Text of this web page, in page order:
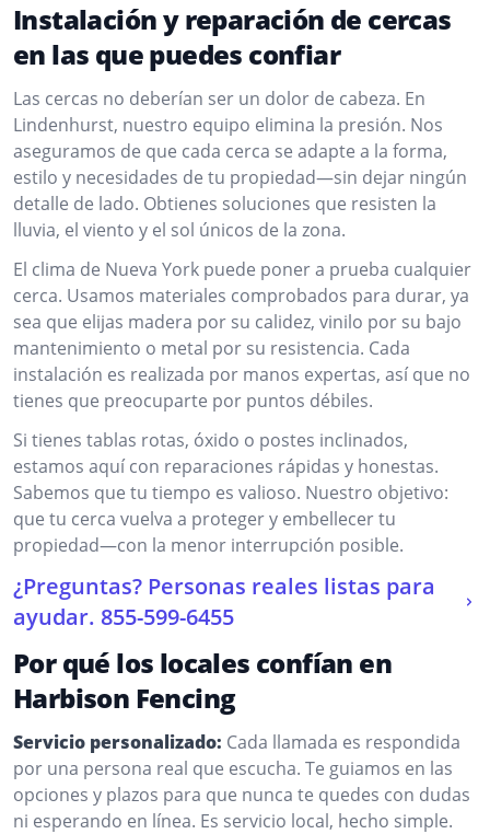
Instalación y reparación de cercas
en las que puedes confiar
Las cercas no deberían ser un dolor de cabeza. En
Lindenhurst, nuestro equipo elimina la presión. Nos
aseguramos de que cada cerca se adapte a la forma,
estilo y necesidades de tu propiedad—sin dejar ningún
detalle de lado. Obtienes soluciones que resisten la
lluvia, el viento y el sol únicos de la zona.
El clima de Nueva York puede poner a prueba cualquier
cerca. Usamos materiales comprobados para durar, ya
sea que elijas madera por su calidez, vinilo por su bajo
mantenimiento o metal por su resistencia. Cada
instalación es realizada por manos expertas, así que no
tienes que preocuparte por puntos débiles.
Si tienes tablas rotas, óxido o postes inclinados,
estamos aquí con reparaciones rápidas y honestas.
Sabemos que tu tiempo es valioso. Nuestro objetivo:
que tu cerca vuelva a proteger y embellecer tu
propiedad—con la menor interrupción posible.
¿Preguntas? Personas reales listas para
ayudar. 855-599-6455
Por qué los locales confían en
Harbison Fencing
Servicio personalizado: Cada llamada es respondida
por una persona real que escucha. Te guiamos en las
opciones y plazos para que nunca te quedes con dudas
ni esperando en línea. Es servicio local, hecho simple.